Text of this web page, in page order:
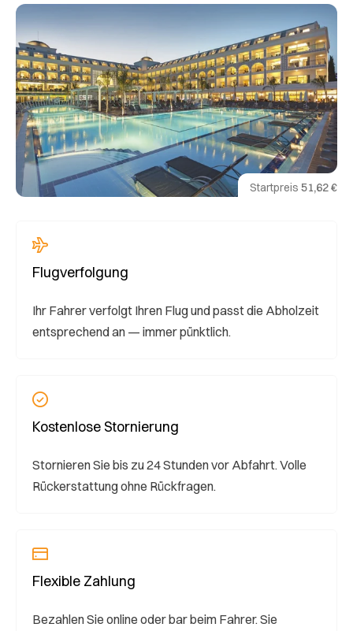
Startpreis 51,62 €
Flugverfolgung
Ihr Fahrer verfolgt Ihren Flug und passt die Abholzeit
entsprechend an — immer pünktlich.
Kostenlose Stornierung
Stornieren Sie bis zu 24 Stunden vor Abfahrt. Volle
Rückerstattung ohne Rückfragen.
Flexible Zahlung
Bezahlen Sie online oder bar beim Fahrer. Sie